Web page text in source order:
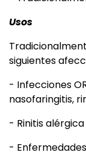
Usos
siguientes
- Infecciones
nasofaringitis,
- Rinitis
-